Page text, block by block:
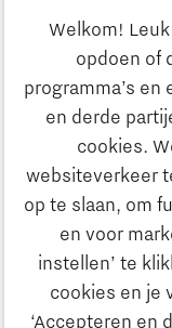
Welkom!
opdoen of
programma’s
en derde
cookies.
websiteverkeer
op te slaan, om
en voor
instellen’ te
cookies en je
‘Accepteren en
Ontdek
Innovatie
Ondernemen
Onderwijs
Strategie &
Zoeken
Contact